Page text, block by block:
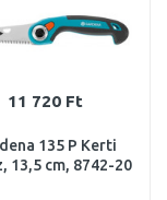
11 720 Ft
135 P Kerti
13,5 cm, 8742-20